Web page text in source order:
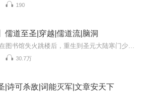
190
儒道至圣|穿越|儒道流|脑洞
30.7万
|诗可杀敌|词能灭军|文章安天下